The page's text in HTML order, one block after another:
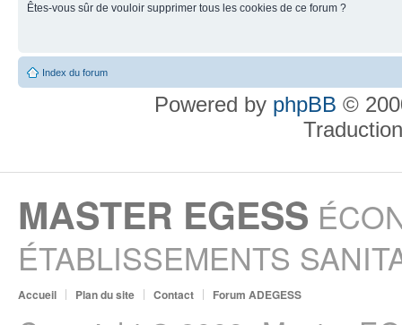
Êtes-vous sûr de vouloir supprimer tous les cookies de ce forum ?
Index du forum
Powered by phpBB ©
MASTER EGESS
ÉTABLISSEMENTS
Accueil Plan du site Contact Forum ADEGESS